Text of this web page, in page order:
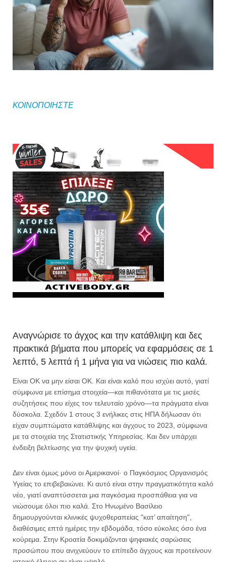
ΚΟΙΝΟΠΟΙΗΣΤΕ
Αναγνώρισε το άγχος και την κατάθλιψη και δες
πρακτικά βήματα που μπορείς να εφαρμόσεις σε 1
λεπτό, 5 λεπτά ή 1 μήνα για να νιώσεις πιο καλά.
Είναι ΟΚ να μην είσαι ΟΚ. Και είναι καλό που ισχύει αυτό, γιατί
σύμφωνα με επίσημα στοιχεία—και πιθανότατα με τις μισές
συζητήσεις που είχες τον τελευταίο χρόνο—τα πράγματα είναι
δύσκολα. Σχεδόν 1 στους 3 ενήλικες στις ΗΠΑ δήλωσαν ότι
είχαν συμπτώματα κατάθλιψης και άγχους το 2023, σύμφωνα
με τα στοιχεία της Στατιστικής Υπηρεσίας. Και δεν υπάρχει
ένδειξη βελτίωσης για την ψυχική υγεία.
Δεν είναι όμως μόνο οι Αμερικανοί· ο Παγκόσμιος Οργανισμός
Υγείας το επιβεβαιώνει. Κι αυτό είναι στην πραγματικότητα καλό
νέο, γιατί αναπτύσσεται μια παγκόσμια προσπάθεια για να
νιώσουμε όλοι πιο καλά. Στο Ηνωμένο Βασίλειο
δημιουργούνται κλινικές ψυχοθεραπείας "κατ’ απαίτηση",
διαθέσιμες επτά ημέρες την εβδομάδα, τόσο εύκολες όσο ένα
κούρεμα. Στην Κροατία δοκιμάζονται ψηφιακές σαρώσεις
προσώπου που ανιχνεύουν το επίπεδο άγχους και προτείνουν